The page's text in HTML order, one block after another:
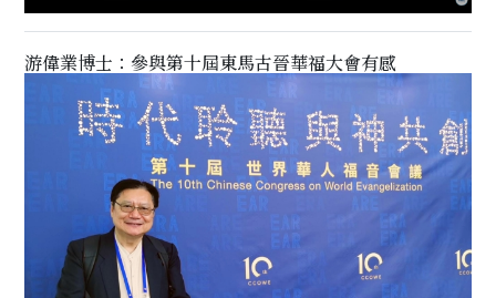
游偉業博士：參與第十屆東馬古晉華福大會有感